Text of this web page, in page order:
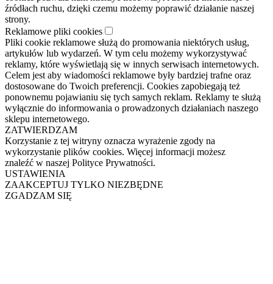
źródłach ruchu, dzięki czemu możemy poprawić działanie naszej
strony.
Reklamowe pliki cookies
Pliki cookie reklamowe służą do promowania niektórych usług,
artykułów lub wydarzeń. W tym celu możemy wykorzystywać
reklamy, które wyświetlają się w innych serwisach internetowych.
Celem jest aby wiadomości reklamowe były bardziej trafne oraz
dostosowane do Twoich preferencji. Cookies zapobiegają też
ponownemu pojawianiu się tych samych reklam. Reklamy te służą
wyłącznie do informowania o prowadzonych działaniach naszego
sklepu internetowego.
ZATWIERDZAM
Korzystanie z tej witryny oznacza wyrażenie zgody na
wykorzystanie plików cookies. Więcej informacji możesz
znaleźć w naszej Polityce Prywatności.
USTAWIENIA
ZAAKCEPTUJ TYLKO NIEZBĘDNE
ZGADZAM SIĘ